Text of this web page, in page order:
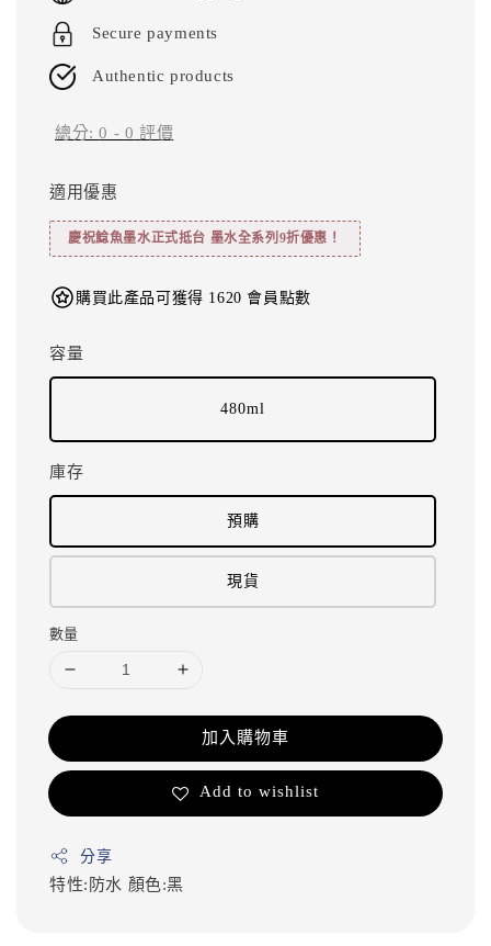
Secure payments
Authentic products
總分:0 - 0 評價
適用優惠
慶祝鯰魚墨水正式抵台 墨水全系列9折優惠！
購買此產品可獲得 1620 會員點數
容量
480ml
庫存
預購
現貨
數量
加入購物車
Add to wishlist
分享
特性:防水 顏色:黑